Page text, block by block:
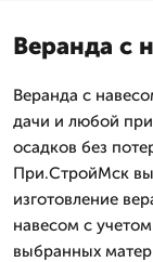
Веранда с
Веранда с
дачи и любой
осадков без
При.СтройМск
изготовление
навесом с
выбранных